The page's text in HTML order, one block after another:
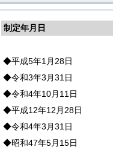
制定年月日
◆平成5年1月28日
◆令和3年3月31日
◆令和4年10月11日
◆平成12年12月28日
◆令和4年3月31日
◆昭和47年5月15日